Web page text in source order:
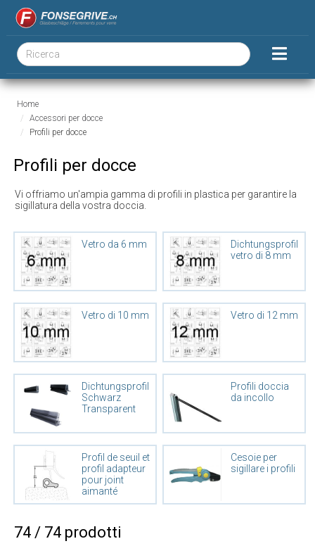
Home
Accessori per docce
Profili per docce
Profili per docce
Vi offriamo un'ampia gamma di profili in plastica per garantire la
sigillatura della vostra doccia.
Vetro da 6 mm
Dichtungsprofile
vetro di 8 mm
Vetro di 10 mm Vetro di 12 mm
Dichtungsprofile
Schwarz
Transparent
Profili doccia
da incollo
Profil de seuil et
profil adapteur
pour joint
aimanté
Cesoie per
sigillare i profili
74 / 74 prodotti